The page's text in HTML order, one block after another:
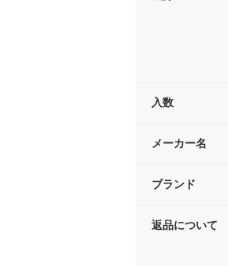
入数
メーカー名
ブランド
返品について